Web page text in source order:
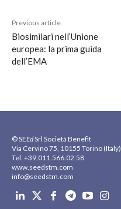
Previous article
Biosimilari nell’Unione
europea: la prima guida
dell’EMA
© SEEdSrl Società Benefit
Via Cervino 75, 10155 Torino (Italy)
Tel. +39.011.566.02.58
www.seedstm.com
info@seedstm.com